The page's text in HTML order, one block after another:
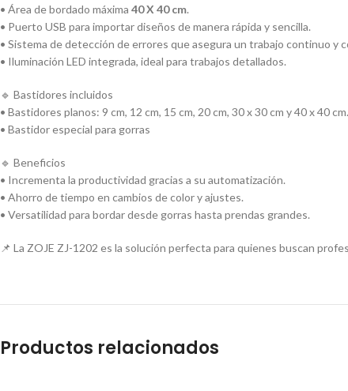
• Área de bordado máxima 40 X 40 cm.
• Puerto USB para importar diseños de manera rápida y sencilla.
• Sistema de detección de errores que asegura un trabajo continuo y
• Iluminación LED integrada, ideal para trabajos detallados.
🔹 Bastidores incluidos
• Bastidores planos: 9 cm, 12 cm, 15 cm, 20 cm, 30 x 30 cm y 40 x 40 cm.
• Bastidor especial para gorras
🔹 Beneficios
• Incrementa la productividad gracias a su automatización.
• Ahorro de tiempo en cambios de color y ajustes.
• Versatilidad para bordar desde gorras hasta prendas grandes.
📌 La ZOJE ZJ-1202 es la solución perfecta para quienes buscan
Productos relacionados